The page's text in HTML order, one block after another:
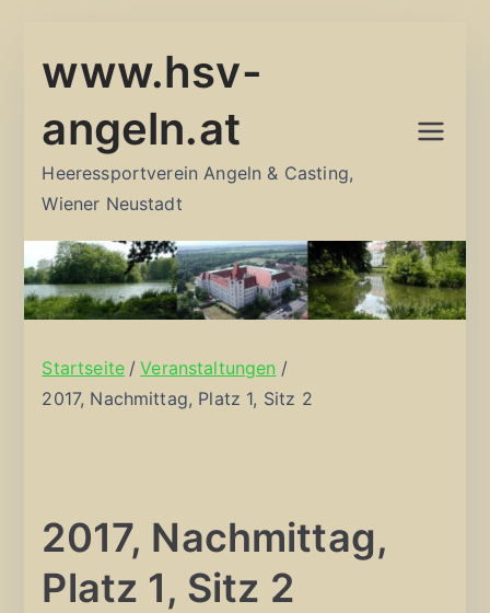
Inhalt
www.hsv-
angeln.at
Heeressportverein Angeln & Casting,
Wiener Neustadt
Startseite
Veranstaltungen
2017, Nachmittag, Platz 1, Sitz 2
2017, Nachmittag,
Platz 1, Sitz 2